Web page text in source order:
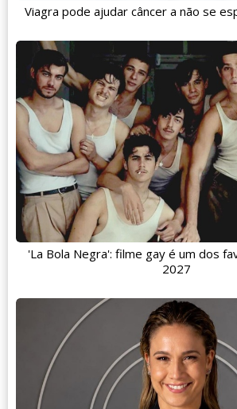
Viagra pode ajudar câncer a não se
'La Bola Negra': filme gay é um dos
2027